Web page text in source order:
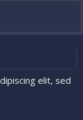
elit, sed